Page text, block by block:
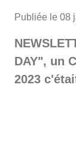
Publiée le 08
DAY", un
2023